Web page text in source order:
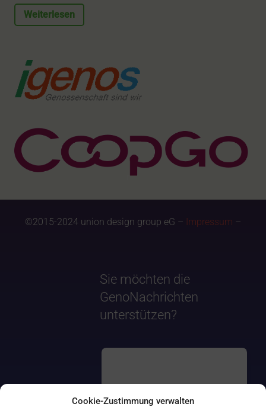
Cookie-Zustimmung verwalten
Weiterlesen
©2015-2024 union design group eG – Impressum –
Sie möchten die
GenoNachrichten
unterstützen?